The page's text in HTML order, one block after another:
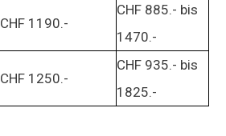
CHF 1190.-
CHF 885.- bis
1470.-
CHF 1250.-
CHF 935.- bis
1825.-